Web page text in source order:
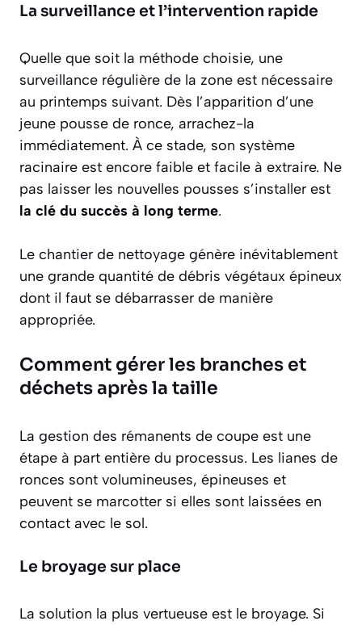
La surveillance et l’intervention rapide
Quelle que soit la méthode choisie, une
surveillance régulière de la zone est nécessaire
au printemps suivant. Dès l’apparition d’une
jeune pousse de ronce, arrachez-la
immédiatement. À ce stade, son système
racinaire est encore faible et facile à extraire. Ne
pas laisser les nouvelles pousses s’installer est
la clé du succès à long terme.
Le chantier de nettoyage génère inévitablement
une grande quantité de débris végétaux épineux
dont il faut se débarrasser de manière
appropriée.
Comment gérer les branches et
déchets après la taille
La gestion des rémanents de coupe est une
étape à part entière du processus. Les lianes de
ronces sont volumineuses, épineuses et
peuvent se marcotter si elles sont laissées en
contact avec le sol.
Le broyage sur place
La solution la plus vertueuse est le broyage. Si